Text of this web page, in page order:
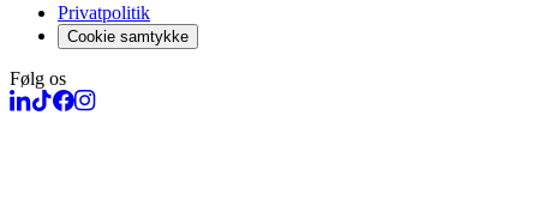
Privatpolitik
Cookie samtykke
Følg os